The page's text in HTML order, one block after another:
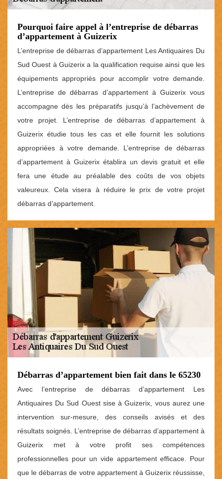
Pourquoi faire appel à l’entreprise de débarras
d’appartement à Guizerix
L’entreprise de débarras d’appartement Les Antiquaires Du
Sud Ouest à Guizerix a la qualification requise ainsi que les
équipements appropriés pour accomplir votre demande.
L’entreprise de débarras d’appartement à Guizerix vous
accompagne dès les préparatifs jusqu’à l’achèvement de
votre projet. L’entreprise de débarras d’appartement à
Guizerix étudie tous les cas et elle fournit les solutions
appropriées à votre demande. L’entreprise de débarras
d’appartement à Guizerix établira un devis gratuit et elle
fera une étude au préalable des coûts de vos objets
valeureux. Cela visera à réduire le prix de votre projet
débarras d’appartement.
Débarras d’appartement bien fait dans le 65230
Avec l’entreprise de débarras d’appartement Les
Antiquaires Du Sud Ouest sise à Guizerix, vous aurez une
intervention sur-mesure, des conseils avisés et des
résultats soignés. L’entreprise de débarras d’appartement à
Guizerix met à votre profit ses compétences
professionnelles pour un vide appartement efficace. Pour
que le débarras de votre appartement à Guizerix réussisse,